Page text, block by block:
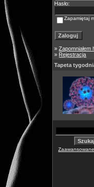
Hasło:
Zapamiętaj
»Zapomniałem
» Rejestracja
Tapeta